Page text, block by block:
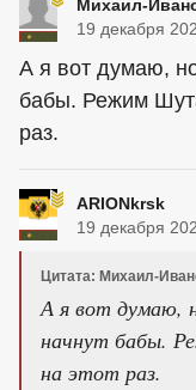
Михаил-
19 декабря
А я вот думаю,
бабы. Режим
раз.
ARIONkrsk
19 декабря
Цитата: Михаил-
А я вот думаю,
начнут бабы.
на этот раз.